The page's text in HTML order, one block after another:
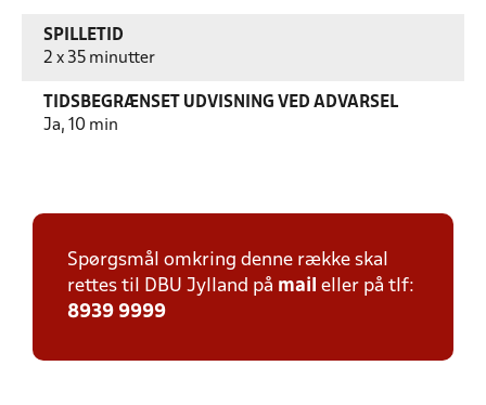
SPILLETID
2 x 35 minutter
TIDSBEGRÆNSET UDVISNING VED ADVARSEL
Ja, 10 min
Spørgsmål omkring denne række skal
rettes til DBU Jylland på mail eller på tlf:
8939 9999